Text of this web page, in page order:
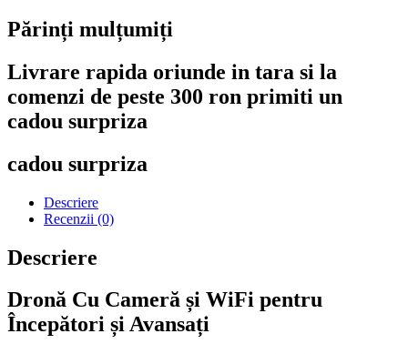
Părinți mulțumiți
Livrare rapida oriunde in tara si la
comenzi de peste 300 ron primiti un
cadou surpriza
cadou surpriza
Descriere
Recenzii (0)
Descriere
Dronă Cu Cameră și WiFi pentru
Începători și Avansați